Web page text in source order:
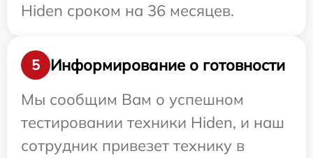
Hiden сроком на 36 месяцев.
5
Информирование о готовности
Мы сообщим Вам о успешном
тестировании техники Hiden, и наш
сотрудник привезет технику в